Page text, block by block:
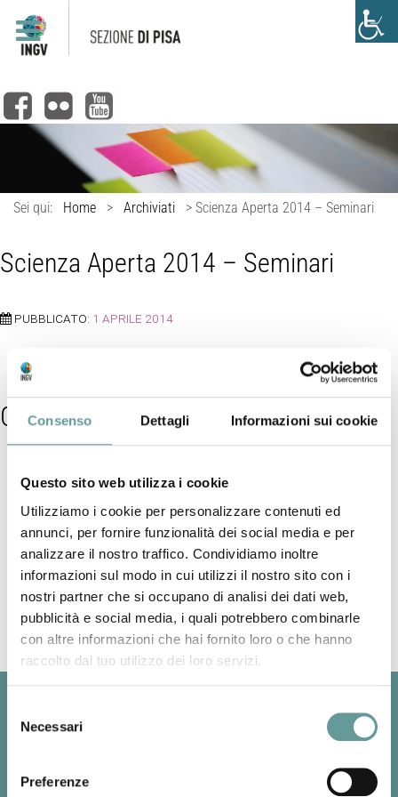
Consenso Dettagli Informazioni sui cookie
Questo sito web utilizza i cookie
Utilizziamo i cookie per personalizzare contenuti ed
annunci, per fornire funzionalità dei social media e per
analizzare il nostro traffico. Condividiamo inoltre
informazioni sul modo in cui utilizzi il nostro sito con i
nostri partner che si occupano di analisi dei dati web,
pubblicità e social media, i quali potrebbero combinarle
con altre informazioni che hai fornito loro o che hanno
raccolto dal tuo utilizzo dei loro servizi.
delNecessari
Preferenze
Sei qui: Home > Archiviati > Scienza Aperta 2014 – Seminari
Scienza Aperta 2014 – Seminari
PUBBLICATO: 1 APRILE 2014
Programma
Giovedì 10 Aprile
fantascienza”
Augusto Neri – “Vesuvio e Campi Flegrei: cosa sappiamo (e cosa
no) a 100 anni dalla morte di Mercalli”
Back to top